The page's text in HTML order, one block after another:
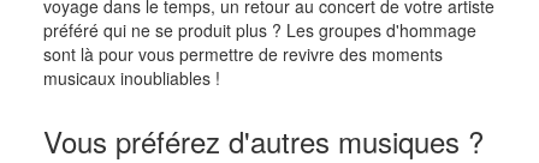
voyage dans le temps, un retour au concert de votre artiste
préféré qui ne se produit plus ? Les groupes d'hommage
sont là pour vous permettre de revivre des moments
musicaux inoubliables !
Vous préférez d'autres musiques ?